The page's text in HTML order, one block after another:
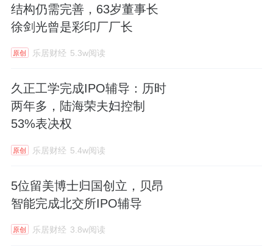
结构仍需完善，63岁董事长
徐剑光曾是彩印厂厂长
原创 乐居财经 5.3w阅读
久正工学完成IPO辅导：历时
两年多，陆海荣夫妇控制
53%表决权
原创 乐居财经 5.4w阅读
5位留美博士归国创立，贝昂
智能完成北交所IPO辅导
原创 乐居财经 3.8w阅读